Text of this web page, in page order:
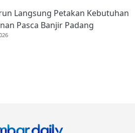
Langsung Petakan Kebutuhan
Pasca Banjir Padang